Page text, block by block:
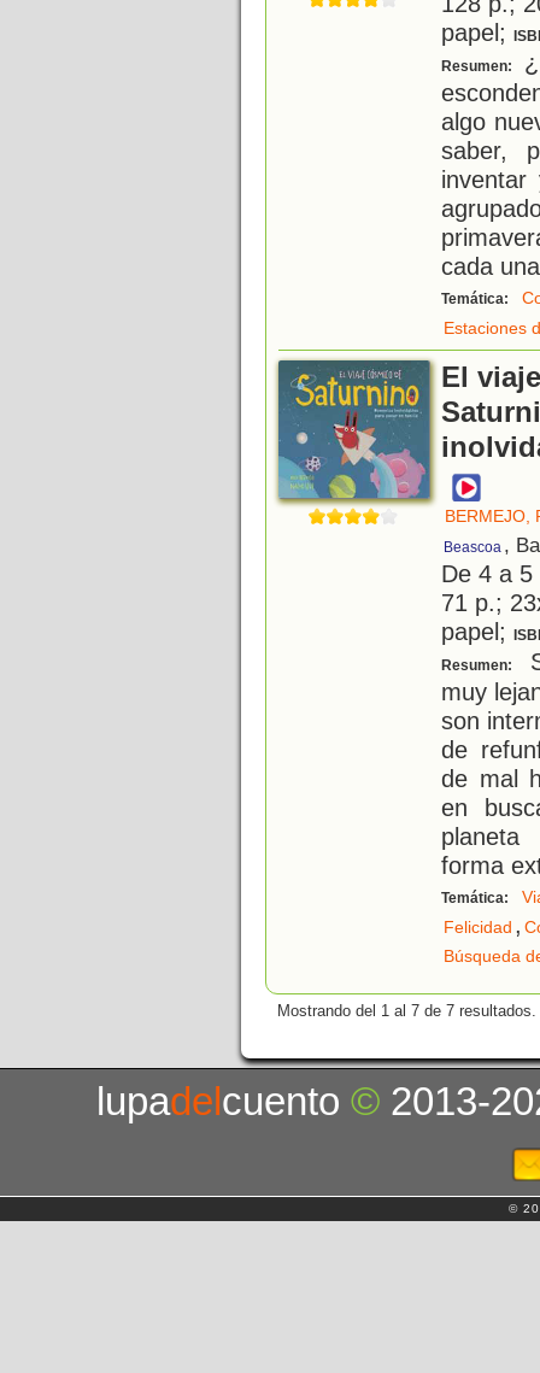
papel;
Resumen:
algo
saber,
cada
Temática:
Estaciones
El
BERMEJO,
Beascoa ,
De 4 a
71 p.;
papel;
Resumen:
muy
son
de
de mal
en
forma
Temática:
Felicidad ,
Búsqueda
Mostrando del 1 al 7 de 7 resultados.
lupadelcuento© 2013-
©